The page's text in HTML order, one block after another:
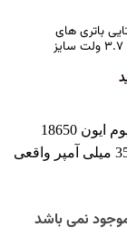
۲ تایی باتری های
لیتیوم یون ۳.۷ ولت سایز
موجود نمی باشد